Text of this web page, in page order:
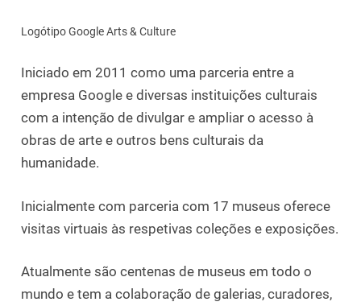
Logótipo Google Arts & Culture
Iniciado em 2011 como uma parceria entre a
empresa Google e diversas instituições culturais
com a intenção de divulgar e ampliar o acesso à
obras de arte e outros bens culturais da
humanidade.
Inicialmente com parceria com 17 museus oferece
visitas virtuais às respetivas coleções e exposições.
Atualmente são centenas de museus em todo o
mundo e tem a colaboração de galerias, curadores,